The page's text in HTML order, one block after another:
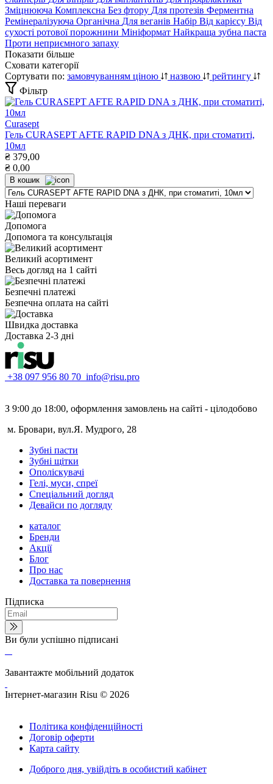
Зміцнююча Комплексна Без фтору Для протезів Ферментна
Ремінералізуюча Органічна Для веганів Набір Від карієсу Від
сухості ротової порожнини Мініформат Найкраща зубна паста
Проти неприємного запаху
Показати більше
Сховати категорії
Сортувати по: замовчуванням ціною назвою
рейтингу
Фільтр
Curasept
Гель CURASEPT AFTE RAPID DNA з ДНК, при стоматиті,
10мл
₴ 379,00
₴ 0,00
В кошик
Наші переваги
Допомога
Допомога та консультація
Великий асортимент
Весь догляд на 1 сайті
Безпечні платежі
Безпечна оплата на сайті
Швидка доставка
Доставка 2-3 дні
+38 097 956 80 70 info@risu.pro
З 9:00 до 18:00, оформлення замовлень на сайті - цілодобово
м. Бровари, вул.Я. Мудрого, 28
Зубні пасти
Зубні щітки
Ополіскувачі
Гелі, муси, спреї
Спеціальний догляд
Девайси по догляду
каталог
Бренди
Акції
Блог
Про нас
Доставка та повернення
Підписка
Ви були успішно підписані
Завантажте мобільний додаток
Інтернет-магазин Risu © 2026
Політика конфіденційності
Договір оферти
Карта сайту
Доброго дня, увійдіть в особистий кабінет